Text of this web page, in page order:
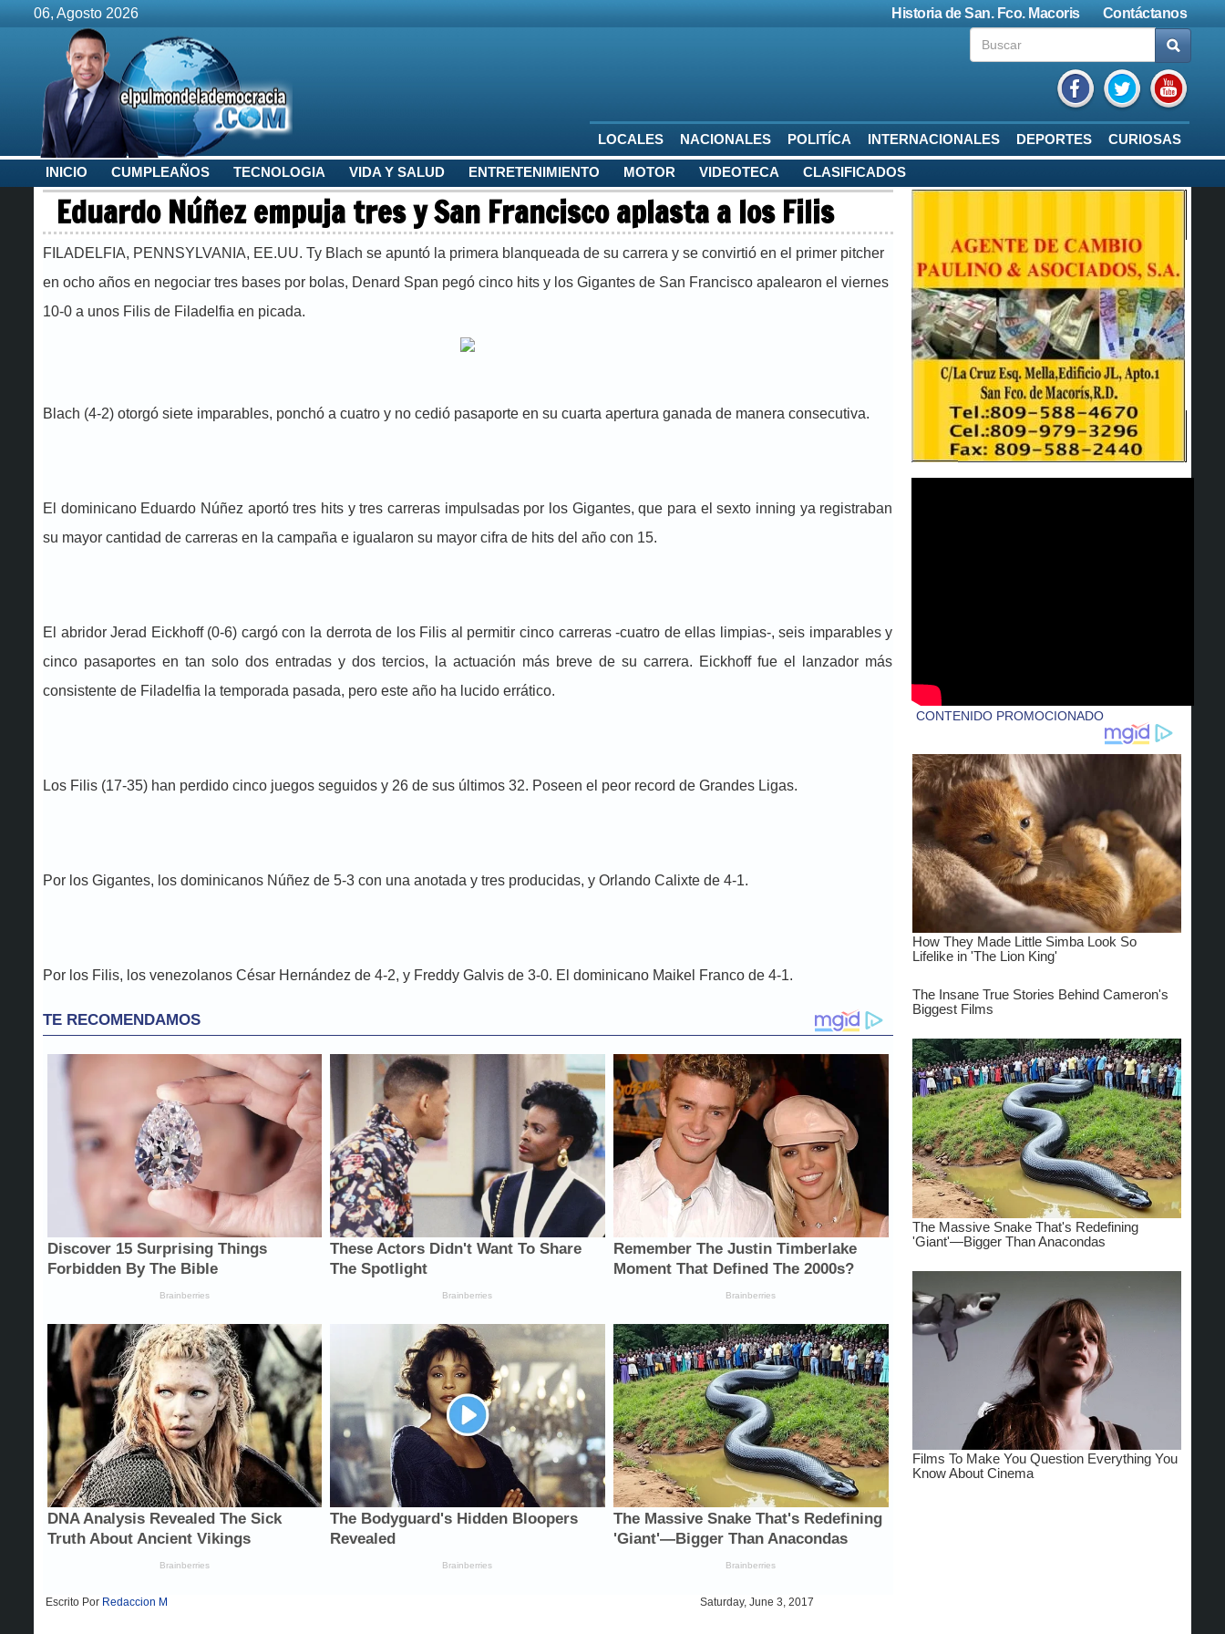
Contáctanos
Historia de San. Fco. Macoris
06, Agosto 2026
LOCALES NACIONALES POLITÍCA INTERNACIONALES DEPORTES CURIOSAS
INICIO CUMPLEAÑOS TECNOLOGIA VIDA Y SALUD ENTRETENIMIENTO MOTOR VIDEOTECA CLASIFICADOS
Eduardo Núñez empuja tres y San Francisco aplasta a los Filis
FILADELFIA, PENNSYLVANIA, EE.UU. Ty Blach se apuntó la primera blanqueada de su carrera y se convirtió en el primer pitcher
en ocho años en negociar tres bases por bolas, Denard Span pegó cinco hits y los Gigantes de San Francisco apalearon el viernes
10-0 a unos Filis de Filadelfia en picada.
Blach (4-2) otorgó siete imparables, ponchó a cuatro y no cedió pasaporte en su cuarta apertura ganada de manera consecutiva.
El dominicano Eduardo Núñez aportó tres hits y tres carreras impulsadas por los Gigantes, que para el sexto inning ya registraban
su mayor cantidad de carreras en la campaña e igualaron su mayor cifra de hits del año con 15.
El abridor Jerad Eickhoff (0-6) cargó con la derrota de los Filis al permitir cinco carreras -cuatro de ellas limpias-, seis imparables y
cinco pasaportes en tan solo dos entradas y dos tercios, la actuación más breve de su carrera. Eickhoff fue el lanzador más
consistente de Filadelfia la temporada pasada, pero este año ha lucido errático.
Los Filis (17-35) han perdido cinco juegos seguidos y 26 de sus últimos 32. Poseen el peor record de Grandes Ligas.
Por los Gigantes, los dominicanos Núñez de 5-3 con una anotada y tres producidas, y Orlando Calixte de 4-1.
Por los Filis, los venezolanos César Hernández de 4-2, y Freddy Galvis de 3-0. El dominicano Maikel Franco de 4-1.
Escrito Por Redaccion M Saturday, June 3, 2017